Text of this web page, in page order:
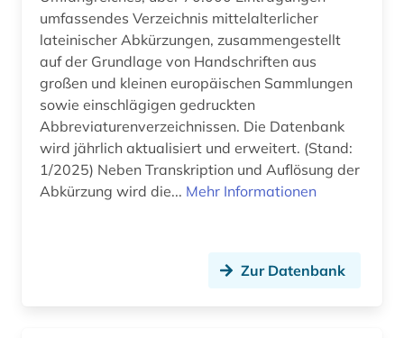
bibliographie (11)
biblioteca apostolica vaticana (1)
bibliothek (22)
bibliothek der hansestadt lübeck (1)
bibliotheksbau (1)
bibliotheksbestand (2)
bibliotheksgeschichte (1)
bibliothekskatalog (1)
Niederlande (2)
Nordrhein-Westfalen (1)
Norwegen (1)
Oesterreich (9)
Osmanisches Reich (2)
umfassendes Verzeichnis mittelalterlicher
lateinischer Abkürzungen, zusammengestellt
auf der Grundlage von Handschriften aus
großen und kleinen europäischen Sammlungen
sowie einschlägigen gedruckten
Abbreviaturenverzeichnissen. Die Datenbank
wird jährlich aktualisiert und erweitert. (Stand:
1/2025) Neben Transkription und Auflösung der
Abkürzung wird die... Mehr Informationen
Zur Datenbank